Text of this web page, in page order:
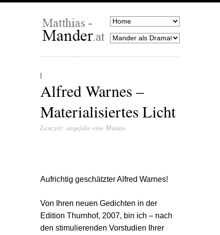
Alfred Warnes –
Materialisiertes Licht
Lesezeit: ungefähr eine Minute.
Aufrichtig geschätzter Alfred Warnes!
Von Ihren neuen Gedichten in der
Edition Thurnhof, 2007, bin ich – nach
den stimulierenden Vorstudien Ihrer